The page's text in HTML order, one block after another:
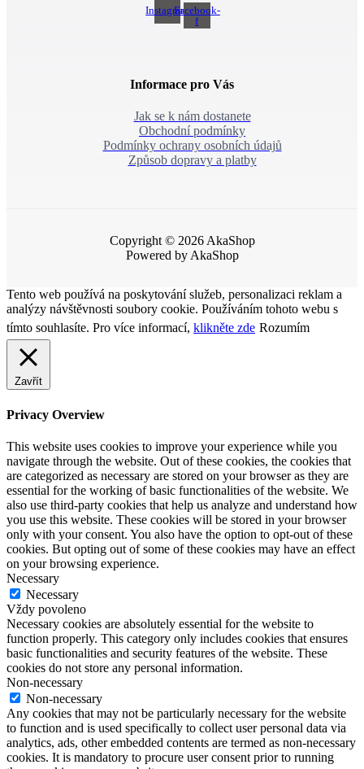
InstagramFacebook-
f
Informace pro Vás
Jak se k nám dostanete
Obchodní podmínky
Podmínky ochrany osobních údajů
Způsob dopravy a platby
Copyright © 2026 AkaShop
Powered by AkaShop
Tento web používá na poskytování služeb, personalizaci reklam a
analýzy návštěvnosti soubory cookie. Používáním tohoto webu s
tímto souhlasíte. Pro více informací, klikněte zde Rozumím
Zavřít
Privacy Overview
This website uses cookies to improve your experience while you
navigate through the website. Out of these cookies, the cookies that
are categorized as necessary are stored on your browser as they are
essential for the working of basic functionalities of the website. We
also use third-party cookies that help us analyze and understand how
you use this website. These cookies will be stored in your browser
only with your consent. You also have the option to opt-out of these
cookies. But opting out of some of these cookies may have an effect
on your browsing experience.
Necessary
Necessary
Vždy povoleno
Necessary cookies are absolutely essential for the website to
function properly. This category only includes cookies that ensures
basic functionalities and security features of the website. These
cookies do not store any personal information.
Non-necessary
Non-necessary
Any cookies that may not be particularly necessary for the website
to function and is used specifically to collect user personal data via
analytics, ads, other embedded contents are termed as non-necessary
cookies. It is mandatory to procure user consent prior to running